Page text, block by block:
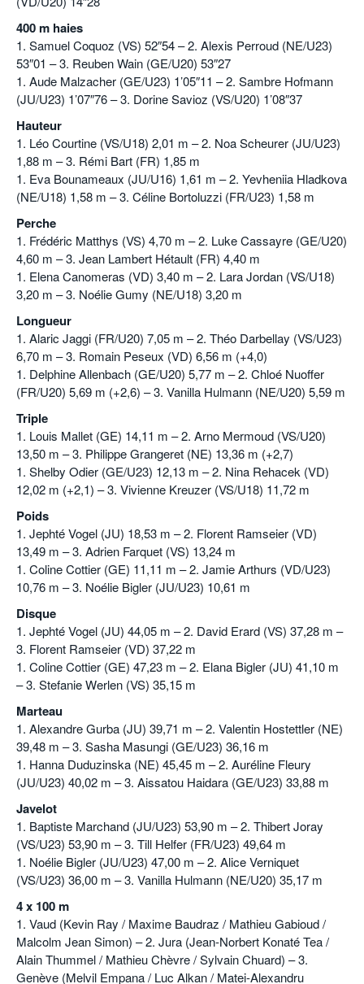
400 m haies
1. Samuel Coquoz (VS) 52″54 – 2. Alexis Perroud (NE/U23)
53″01 – 3. Reuben Wain (GE/U20) 53″27
1. Aude Malzacher (GE/U23) 1’05″11 – 2. Sambre Hofmann
(JU/U23) 1’07″76 – 3. Dorine Savioz (VS/U20) 1’08″37
Hauteur
1. Léo Courtine (VS/U18) 2,01 m – 2. Noa Scheurer (JU/U23)
1,88 m – 3. Rémi Bart (FR) 1,85 m
1. Eva Bounameaux (JU/U16) 1,61 m – 2. Yevheniia Hladkova
(NE/U18) 1,58 m – 3. Céline Bortoluzzi (FR/U23) 1,58 m
Perche
1. Frédéric Matthys (VS) 4,70 m – 2. Luke Cassayre (GE/U20)
4,60 m – 3. Jean Lambert Hétault (FR) 4,40 m
1. Elena Canomeras (VD) 3,40 m – 2. Lara Jordan (VS/U18)
3,20 m – 3. Noélie Gumy (NE/U18) 3,20 m
Longueur
1. Alaric Jaggi (FR/U20) 7,05 m – 2. Théo Darbellay (VS/U23)
6,70 m – 3. Romain Peseux (VD) 6,56 m (+4,0)
1. Delphine Allenbach (GE/U20) 5,77 m – 2. Chloé Nuoffer
(FR/U20) 5,69 m (+2,6) – 3. Vanilla Hulmann (NE/U20) 5,59 m
Triple
1. Louis Mallet (GE) 14,11 m – 2. Arno Mermoud (VS/U20)
13,50 m – 3. Philippe Grangeret (NE) 13,36 m (+2,7)
1. Shelby Odier (GE/U23) 12,13 m – 2. Nina Rehacek (VD)
12,02 m (+2,1) – 3. Vivienne Kreuzer (VS/U18) 11,72 m
Poids
1. Jephté Vogel (JU) 18,53 m – 2. Florent Ramseier (VD)
13,49 m – 3. Adrien Farquet (VS) 13,24 m
1. Coline Cottier (GE) 11,11 m – 2. Jamie Arthurs (VD/U23)
10,76 m – 3. Noélie Bigler (JU/U23) 10,61 m
Disque
1. Jephté Vogel (JU) 44,05 m – 2. David Erard (VS) 37,28 m –
3. Florent Ramseier (VD) 37,22 m
1. Coline Cottier (GE) 47,23 m – 2. Elana Bigler (JU) 41,10 m
– 3. Stefanie Werlen (VS) 35,15 m
Marteau
1. Alexandre Gurba (JU) 39,71 m – 2. Valentin Hostettler (NE)
39,48 m – 3. Sasha Masungi (GE/U23) 36,16 m
1. Hanna Duduzinska (NE) 45,45 m – 2. Auréline Fleury
(JU/U23) 40,02 m – 3. Aissatou Haidara (GE/U23) 33,88 m
Javelot
1. Baptiste Marchand (JU/U23) 53,90 m – 2. Thibert Joray
(VS/U23) 53,90 m – 3. Till Helfer (FR/U23) 49,64 m
1. Noélie Bigler (JU/U23) 47,00 m – 2. Alice Verniquet
(VS/U23) 36,00 m – 3. Vanilla Hulmann (NE/U20) 35,17 m
4 x 100 m
1. Vaud (Kevin Ray / Maxime Baudraz / Mathieu Gabioud /
Malcolm Jean Simon) – 2. Jura (Jean-Norbert Konaté Tea /
Alain Thummel / Mathieu Chèvre / Sylvain Chuard) – 3.
Genève (Melvil Empana / Luc Alkan / Matei-Alexandru